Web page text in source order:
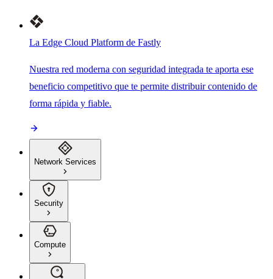
La Edge Cloud Platform de Fastly
Nuestra red moderna con seguridad integrada te aporta ese
beneficio competitivo que te permite distribuir contenido de
forma rápida y fiable.
Network Services
Security
Compute